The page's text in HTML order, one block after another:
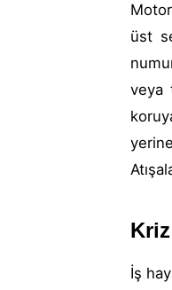
üst
veya
İş